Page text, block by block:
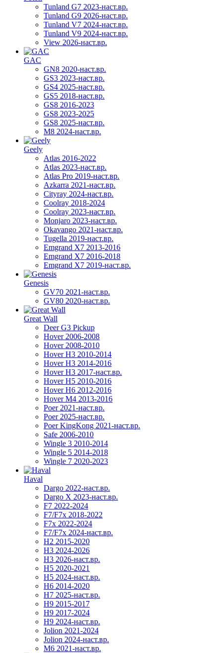
Tunland G7 2023-наст.вр.
Tunland G9 2026-наст.вр.
Tunland V7 2024-наст.вр.
Tunland V9 2024-наст.вр.
View 2026-наст.вр.
GAC
GN8 2020-наст.вр.
GS3 2023-наст.вр.
GS4 2025-наст.вр.
GS5 2018-наст.вр.
GS8 2016-2023
GS8 2023-2025
GS8 2025-наст.вр.
M8 2024-наст.вр.
Geely
Atlas 2016-2022
Atlas 2023-наст.вр.
Atlas Pro 2019-наст.вр.
Azkarra 2021-наст.вр.
Cityray 2024-наст.вр.
Coolray 2018-2024
Coolray 2023-наст.вр.
Monjaro 2023-наст.вр.
Okavango 2021-наст.вр.
Tugella 2019-наст.вр.
Emgrand Х7 2013-2016
Emgrand X7 2016-2018
Emgrand X7 2019-наст.вр.
Genesis
GV70 2021-наст.вр.
GV80 2020-наст.вр.
Great Wall
Deer G3 Pickup
Hover 2006-2008
Hover 2008-2010
Hover H3 2010-2014
Hover H3 2014-2016
Hover H3 2017-наст.вр.
Hover H5 2010-2016
Hover H6 2012-2016
Hover M4 2013-2016
Poer 2021-наст.вр.
Poer 2025-наст.вр.
Poer KingKong 2021-наст.вр.
Safe 2006-2010
Wingle 3 2010-2014
Wingle 5 2014-2018
Wingle 7 2020-2023
Haval
Dargo 2022-наст.вр.
Dargo X 2023-наст.вр.
F7 2022-2024
F7/F7x 2018-2022
F7x 2022-2024
F7/F7x 2024-наст.вр.
H2 2015-2020
H3 2024-2026
H3 2026-наст.вр.
H5 2020-2021
H5 2024-наст.вр.
H6 2014-2020
H7 2025-наст.вр.
H9 2015-2017
H9 2017-2024
H9 2024-наст.вр.
Jolion 2021-2024
Jolion 2024-наст.вр.
М6 2021-наст.вр.